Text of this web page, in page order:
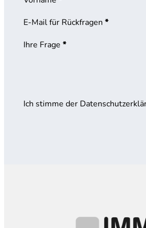
E-Mail für Rückfragen *
Ihre Frage *
Ich stimme der